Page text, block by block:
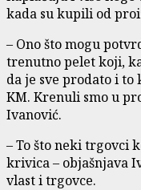
kada su kupili od
– Ono što mogu
trenutno pelet koji,
da je sve prodato i to
KM. Krenuli smo u
Ivanović.
– To što neki trgovci
krivica – objašnjava
vlast i trgovce.